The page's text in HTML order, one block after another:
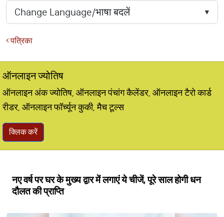
पत्रिका
ऑनलाइन ज्योतिष
ऑनलाइन अंक ज्योतिष, ऑनलाइन पंचांग कैलेंडर, ऑनलाइन टैरो कार्ड
रीडर, ऑनलाइन फॉर्च्यून कुकी, मैच टूल्स
क्लिक करें
नए वर्ष पर घर के मुख्य द्वार में लगाएं ये चीजें, पूरे साल होगी धन
दौलत की प्राप्ति